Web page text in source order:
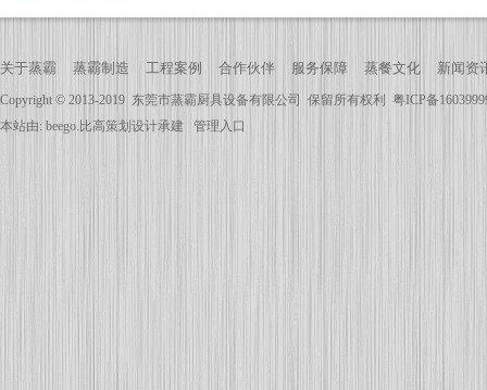
关于蒸霸 蒸霸制造 工程案例 合作伙伴 服务保障 蒸餐文化 新闻资
Copyright © 2013-2019 东莞市蒸霸厨具设备有限公司 保留所有权利 粤ICP备
本站由: beego.比高策划设计承建 管理入口